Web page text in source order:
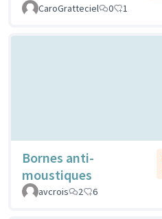
CaroGratteciel
0 1
Bornes anti-
moustiques
avcrois
2 6